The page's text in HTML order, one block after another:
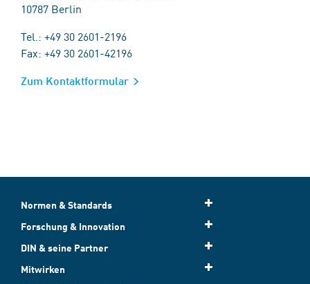
10787 Berlin
Tel.: +49 30 2601-2196
Fax: +49 30 2601-42196
Zum Kontaktformular
Normen & Standards
Forschung & Innovation
DIN & seine Partner
Mitwirken